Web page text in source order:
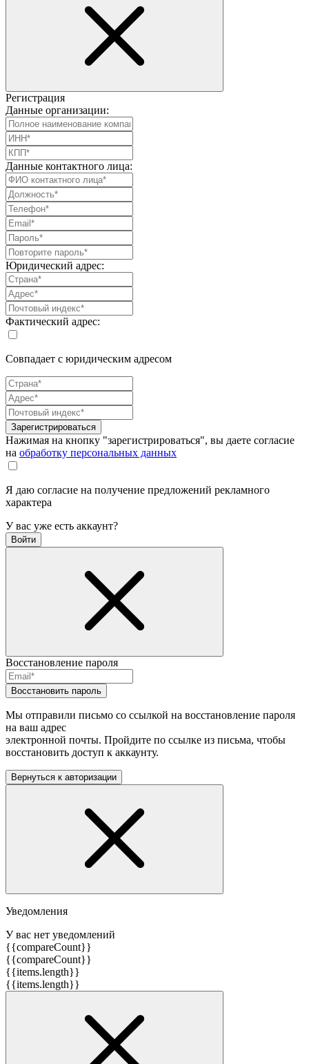
Регистрация
Данные организации:
Данные контактного лица:
Юридический адрес:
Фактический адрес:
Совпадает с юридическим адресом
Зарегистрироваться
Нажимая на кнопку "зарегистрироваться", вы даете согласие
на обработку персональных данных
Я даю согласие на получение предложений рекламного
характера
У вас уже есть аккаунт?
Войти
Восстановление пароля
Восстановить пароль
Мы отправили письмо со ссылкой на восстановление пароля
на ваш адрес
электронной почты. Пройдите по ссылке из письма, чтобы
восстановить доступ к аккаунту.
Вернуться к авторизации
Уведомления
У вас нет уведомлений
{{compareCount}}
{{compareCount}}
{{items.length}}
{{items.length}}